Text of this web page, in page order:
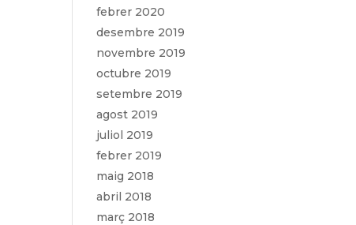
febrer 2020
desembre 2019
novembre 2019
octubre 2019
setembre 2019
agost 2019
juliol 2019
febrer 2019
maig 2018
abril 2018
març 2018